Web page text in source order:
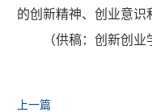
的创新精神、创业意识
（供稿：创新创
上一篇